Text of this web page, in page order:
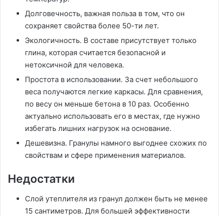
Долговечность, важная польза в том, что он
сохраняет свойства более 50-ти лет.
Экологичность. В составе присутствует только
глина, которая считается безопасной и
нетоксичной для человека.
Простота в использовании. За счет небольшого
веса получаются легкие каркасы. Для сравнения,
по весу он меньше бетона в 10 раз. Особенно
актуально использовать его в местах, где нужно
избегать лишних нагрузок на основание.
Дешевизна. Гранулы намного выгоднее схожих по
свойствам и сфере применения материалов.
Недостатки
Слой утеплителя из гранул должен быть не менее
15 сантиметров. Для большей эффективности